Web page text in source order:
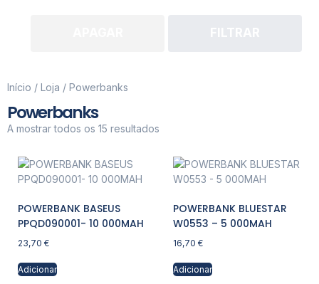
Início / Loja / Powerbanks
Powerbanks
A mostrar todos os 15 resultados
POWERBANK BASEUS
PPQD090001- 10 000MAH
23,70 €
Adicionar
POWERBANK BLUESTAR
W0553 – 5 000MAH
16,70 €
Adicionar